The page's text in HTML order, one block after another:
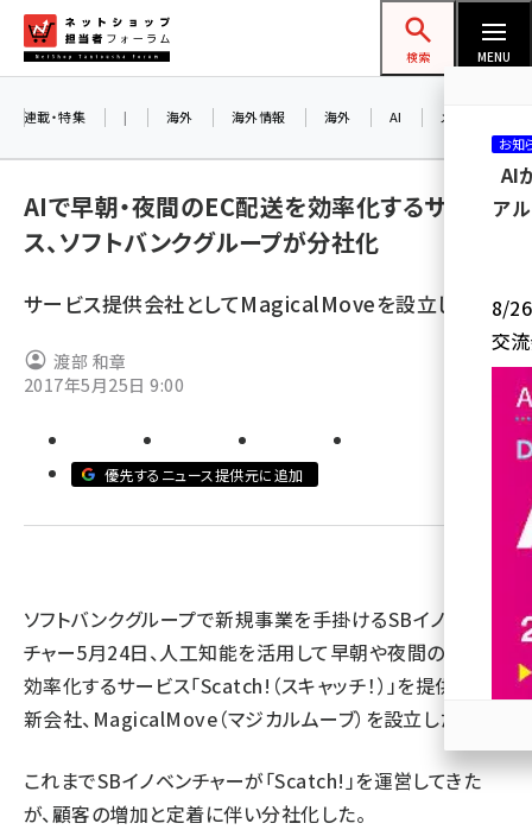
ン
ネットショップ担当者フォーラム
検索 MENU
yahoo (1894)
楽天 (1863)
ecbeing (1203)
アスクル (1112)
base (1068)
ビィ・フォアード (768)
連載・特集 | 海外 海外情報 海外 AI メタバース
AIで早朝・夜間のEC配送を効率化するサービ
ス、ソフトバンクグループが分社化
サービス提供会社としてMagicalMoveを設立した
渡部 和章
2017年5月25日 9:00
優先するニュース提供元に追加
ソフトバンクグループで新規事業を手掛けるSBイノベン
チャー5月24日、人工知能を活用して早朝や夜間の配送を
効率化するサービス「Scatch!（スキャッチ！）」を提供する
新会社、MagicalMove（マジカルムーブ）を設立した。
これまでSBイノベンチャーが「Scatch!」を運営してきた
が、顧客の増加と定着に伴い分社化した。
お知
AI
ア
8/26
交
参